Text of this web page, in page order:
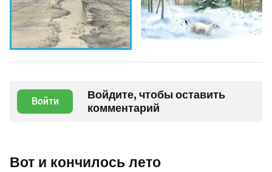
Войти
Войдите, чтобы оставить
комментарий
Вот и кончилось лето